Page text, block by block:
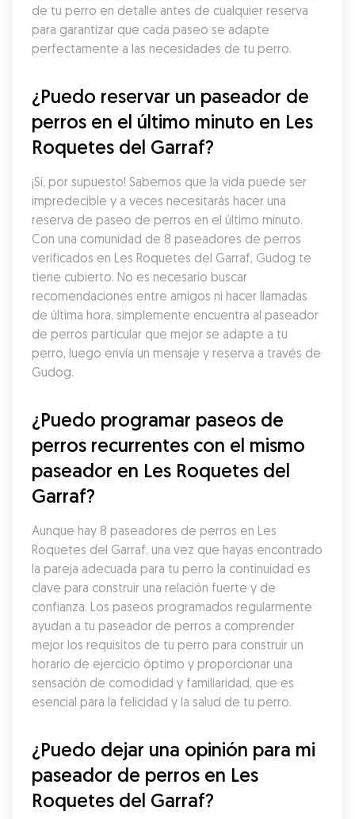
de tu perro en detalle antes de cualquier reserva
para garantizar que cada paseo se adapte
perfectamente a las necesidades de tu perro.
¿Puedo reservar un paseador de
perros en el último minuto en Les
Roquetes del Garraf?
¡Sí, por supuesto! Sabemos que la vida puede ser
impredecible y a veces necesitarás hacer una
reserva de paseo de perros en el último minuto.
Con una comunidad de 8 paseadores de perros
verificados en Les Roquetes del Garraf, Gudog te
tiene cubierto. No es necesario buscar
recomendaciones entre amigos ni hacer llamadas
de última hora, simplemente encuentra al paseador
de perros particular que mejor se adapte a tu
perro, luego envía un mensaje y reserva a través de
Gudog.
¿Puedo programar paseos de
perros recurrentes con el mismo
paseador en Les Roquetes del
Garraf?
Aunque hay 8 paseadores de perros en Les
Roquetes del Garraf, una vez que hayas encontrado
la pareja adecuada para tu perro la continuidad es
clave para construir una relación fuerte y de
confianza. Los paseos programados regularmente
ayudan a tu paseador de perros a comprender
mejor los requisitos de tu perro para construir un
horario de ejercicio óptimo y proporcionar una
sensación de comodidad y familiaridad, que es
esencial para la felicidad y la salud de tu perro.
¿Puedo dejar una opinión para mi
paseador de perros en Les
Roquetes del Garraf?